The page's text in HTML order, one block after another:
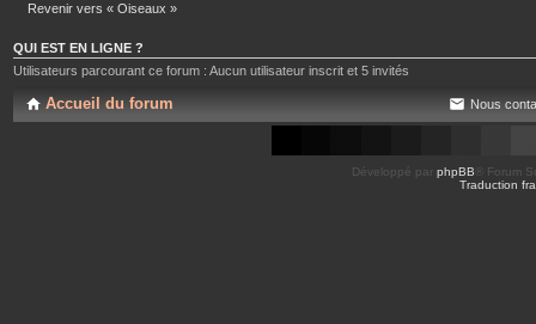
Revenir vers « Oiseaux »
QUI EST EN LIGNE ?
Utilisateurs parcourant ce forum : Aucun utilisateur inscrit et 5 invités
Accueil du forum Nous
Développé par phpBB ® Forum
Traduction